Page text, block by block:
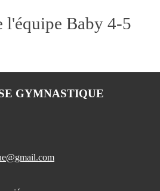
l'équipe Baby 4-5
GYMNASTIQUE